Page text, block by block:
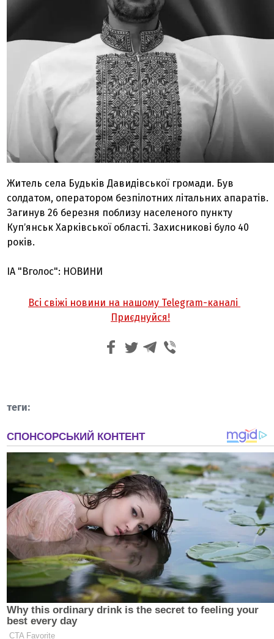
Житель села Будьків Давидівської громади. Був
солдатом, оператором безпілотних літальних апаратів.
Загинув 26 березня поблизу населеного пункту
Купʼянськ Харківської області. Захисникові було 40
років.
ІА "Вголос": НОВИНИ
Всі свіжі новини на нашому Telegram-каналі
Приєднуйся!